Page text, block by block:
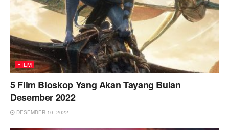
FILM
5 Film Bioskop Yang Akan Tayang Bulan
Desember 2022
DESEMBER 10, 2022